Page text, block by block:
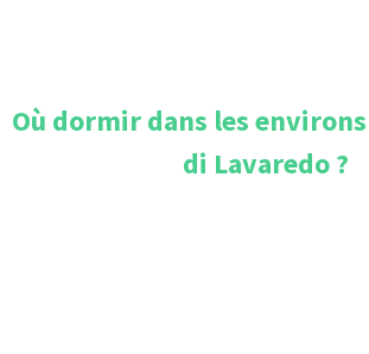
Où dormir dans les
di Lavaredo?